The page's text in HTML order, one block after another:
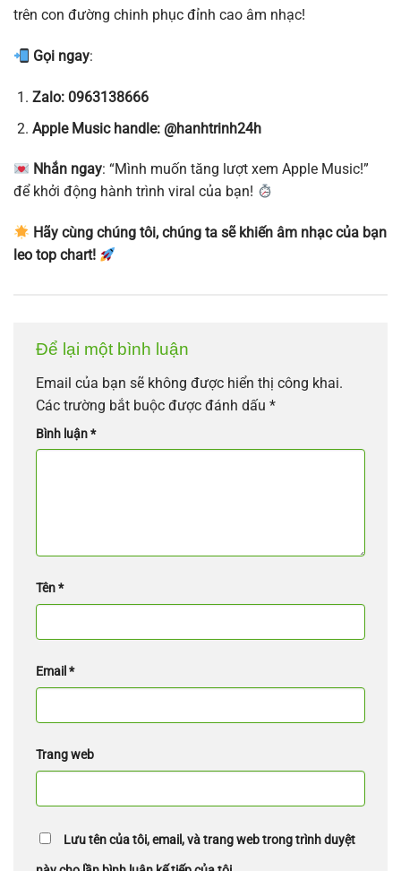
trên con đường chinh phục đỉnh cao âm nhạc!
Gọi ngay:
Zalo: 0963138666
Apple Music handle: @hanhtrinh24h
Nhắn ngay: “Mình muốn tăng lượt xem Apple Music!”
để khởi động hành trình viral của bạn!
Hãy cùng chúng tôi, chúng ta sẽ khiến âm nhạc của bạn
leo top chart!
Để lại một bình luận
Email của bạn sẽ không được hiển thị công khai.
Các trường bắt buộc được đánh dấu *
Bình luận*
Tên*
Email *
Trang web
Lưu tên của tôi, email, và trang web trong trình duyệt